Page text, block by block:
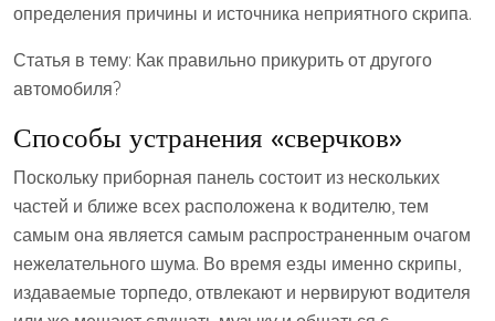
определения причины и источника неприятного скрипа.
Статья в тему: Как правильно прикурить от другого
автомобиля?
Способы устранения «сверчков»
Поскольку приборная панель состоит из нескольких
частей и ближе всех расположена к водителю, тем
самым она является самым распространенным очагом
нежелательного шума. Во время езды именно скрипы,
издаваемые торпедо, отвлекают и нервируют водителя